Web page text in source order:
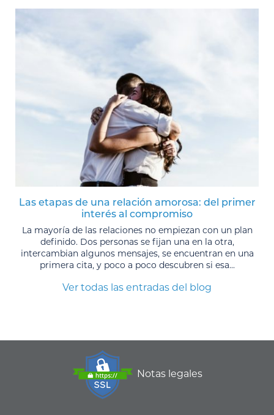
Las etapas de una relación amorosa: del primer
interés al compromiso
La mayoría de las relaciones no empiezan con un plan
definido. Dos personas se fijan una en la otra,
intercambian algunos mensajes, se encuentran en una
primera cita, y poco a poco descubren si esa...
Ver todas las entradas del blog
Notas legales